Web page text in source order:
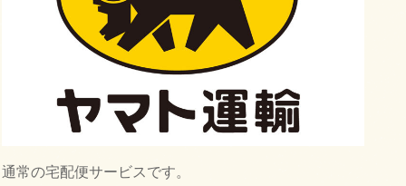
通常の宅配便サービスです。